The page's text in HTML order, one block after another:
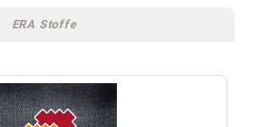
ERA Stoffe